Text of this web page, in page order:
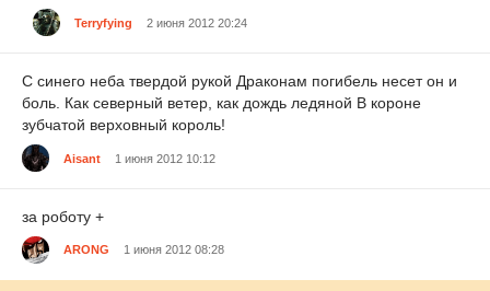
Terryfying 2 июня 2012 20:24
С синего неба твердой рукой Драконам погибель несет он и
боль. Как северный ветер, как дождь ледяной В короне
зубчатой верховный король!
Aisant 1 июня 2012 10:12
за роботу +
ARONG 1 июня 2012 08:28